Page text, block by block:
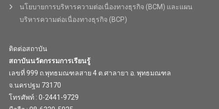
นโยบายการบริหารความต่อเนื่องทางธุรกิจ (BCM) และแผน
บริหารความต่อเนื่องทางธุรกิจ (BCP)
ติดต่อสถาบัน
สถาบันนวัตกรรมการเรียนรู้
เลขที่ 999 ถ.พุทธมณฑลสาย 4 ต.ศาลายา อ. พุทธมณฑล
จ.นครปฐม 73170
โทรศัพท์ : 0-2441-9729